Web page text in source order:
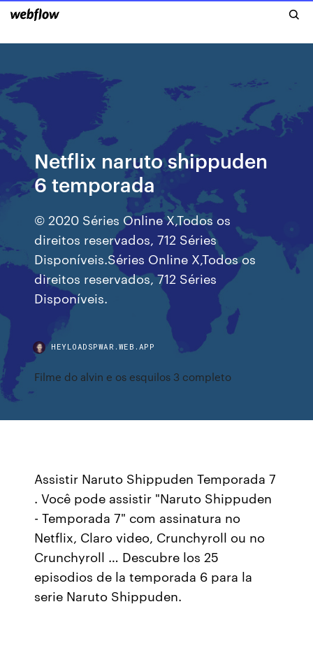
Netflix naruto shippuden
6 temporada
© 2020 Séries Online X,Todos os
direitos reservados, 712 Séries
Disponíveis.Séries Online X,Todos os
direitos reservados, 712 Séries
Disponíveis.
HEYLOADSPWAR.WEB.APP
Filme do alvin e os esquilos 3 completo
Assistir Naruto Shippuden Temporada 7
. Você pode assistir "Naruto Shippuden
- Temporada 7" com assinatura no
Netflix, Claro video, Crunchyroll ou no
Crunchyroll … Descubre los 25
episodios de la temporada 6 para la
serie Naruto Shippuden.